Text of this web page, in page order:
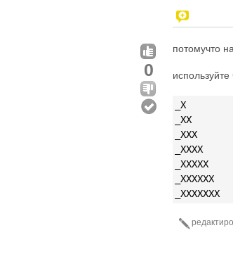
0
потомучто
используйте
_X
_XX
_XXX
_XXXX
_XXXXX
_XXXXXX
_XXXXXXX